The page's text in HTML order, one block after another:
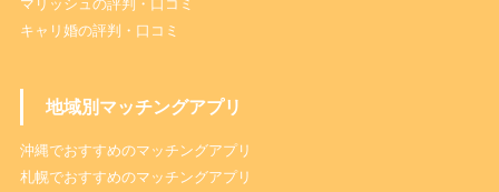
マリッシュの評判・口コミ
キャリ婚の評判・口コミ
地域別マッチングアプリ
沖縄でおすすめのマッチングアプリ
札幌でおすすめのマッチングアプリ